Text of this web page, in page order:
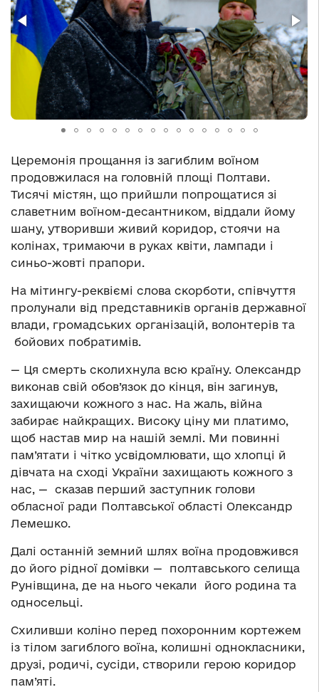
Церемонія прощання із загиблим воїном
продовжилася на головній площі Полтави.
Тисячі містян, що прийшли попрощатися зі
славетним воїном-десантником, віддали йому
шану, утворивши живий коридор, стоячи на
колінах, тримаючи в руках квіти, лампади і
синьо-жовті прапори.
На мітингу-реквіємі слова скорботи, співчуття
пролунали від представників органів державної
влади, громадських організацій, волонтерів та
бойових побратимів.
— Ця смерть сколихнула всю країну. Олександр
виконав свій обов’язок до кінця, він загинув,
захищаючи кожного з нас. На жаль, війна
забирає найкращих. Високу ціну ми платимо,
щоб настав мир на нашій землі. Ми повинні
пам’ятати і чітко усвідомлювати, що хлопці й
дівчата на сході України захищають кожного з
нас, — сказав перший заступник голови
обласної ради Полтавської області Олександр
Лемешко.
Далі останній земний шлях воїна продовжився
до його рідної домівки — полтавського селища
Рунівщина, де на нього чекали його родина та
односельці.
Схиливши коліно перед похоронним кортежем
із тілом загиблого воїна, колишні однокласники,
друзі, родичі, сусіди, створили герою коридор
пам’яті.